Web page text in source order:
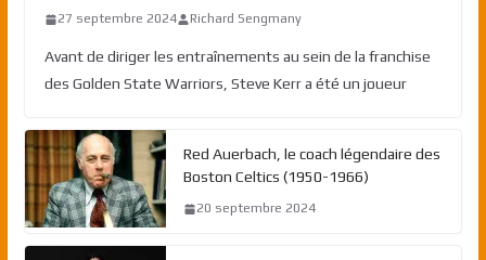
27 septembre 2024 Richard Sengmany
Avant de diriger les entraînements au sein de la franchise
des Golden State Warriors, Steve Kerr a été un joueur
Red Auerbach, le coach légendaire des
Boston Celtics (1950-1966)
20 septembre 2024